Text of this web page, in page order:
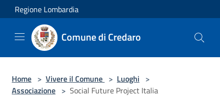
Salta al contenuto principale
Regione Lombardia
Comune di Credaro
Home > Vivere il Comune > Luoghi >
Associazione > Social Future Project Italia